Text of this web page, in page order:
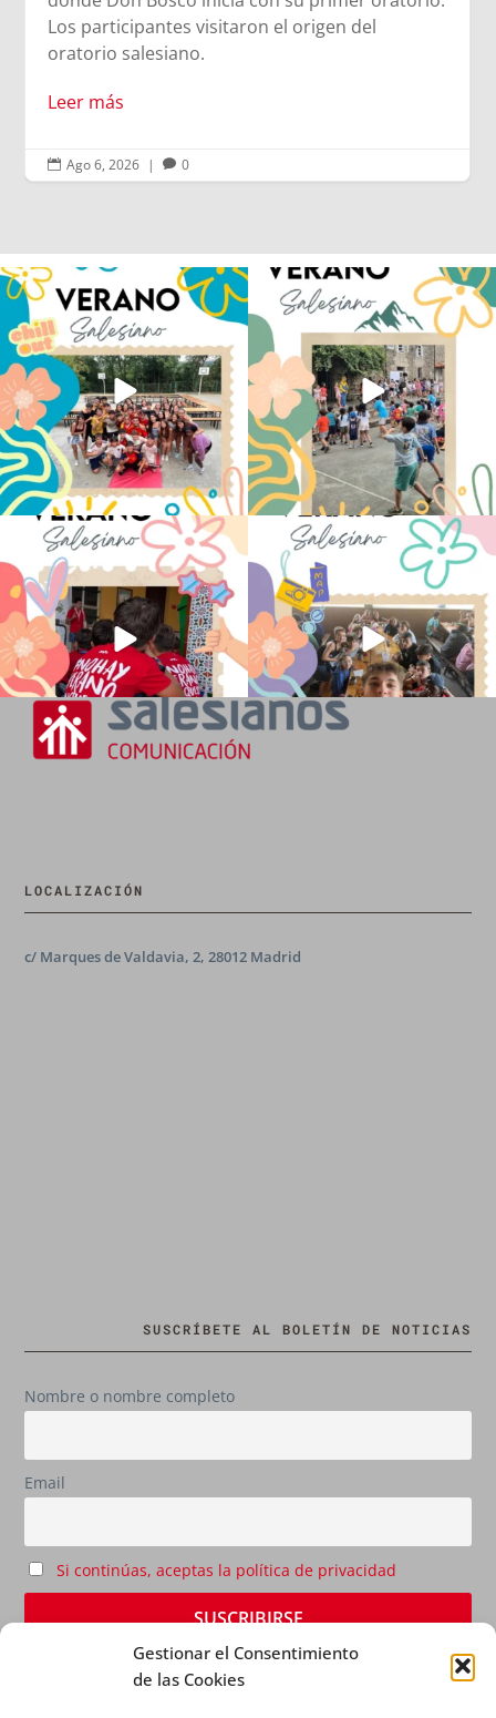
Gestionar el Consentimiento
de las Cookies
 Ago 6, 2026
Los alumnos de 6º de Primaria, 1º y 2º
de la ESO...
145 2
La diversión y la alegría también se han
sentido...
95 0
No hay verano sin que sea Salesiano ❤️
💫 en Luz 4
...
0
viviendo la alegría en el campamento
...
LOCALIZACIÓN
c/ Marques de Valdavia, 2, 28012 Madrid
SUSCRÍBETE AL BOLETÍN DE NOTICIAS
Nombre o nombre completo
Email
Si continúas, aceptas la política de privacidad